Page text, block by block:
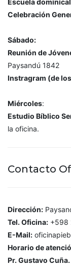
Celebración
Sábado:
Reunión de
Paysandú 1842
Instragram (de
Miércoles:
Estudio Bíblico
la oficina.
Contacto
Dirección:
Tel. Oficina: +598
E-Mail:
Horario de
Pr. Gustavo Cuña.